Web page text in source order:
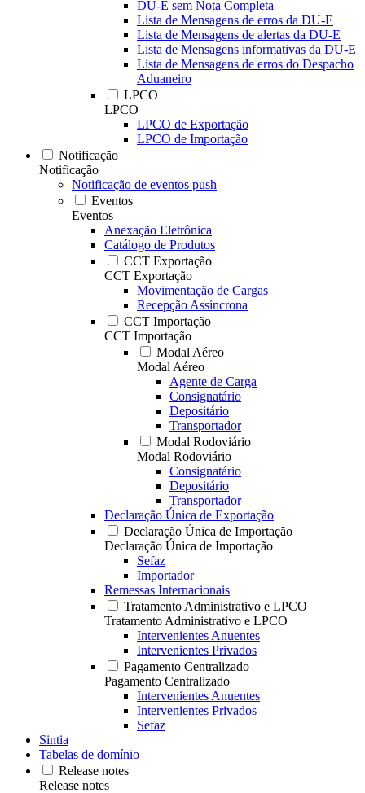
DU-E sem Nota Completa
Lista de Mensagens de erros da DU-E
Lista de Mensagens de alertas da DU-E
Lista de Mensagens informativas da DU-E
Lista de Mensagens de erros do Despacho
Aduaneiro
LPCO
LPCO
LPCO de Exportação
LPCO de Importação
Notificação
Notificação
Notificação de eventos push
Eventos
Eventos
Anexação Eletrônica
Catálogo de Produtos
CCT Exportação
CCT Exportação
Movimentação de Cargas
Recepção Assíncrona
CCT Importação
CCT Importação
Modal Aéreo
Modal Aéreo
Agente de Carga
Consignatário
Depositário
Transportador
Modal Rodoviário
Modal Rodoviário
Consignatário
Depositário
Transportador
Declaração Única de Exportação
Declaração Única de Importação
Declaração Única de Importação
Sefaz
Importador
Remessas Internacionais
Tratamento Administrativo e LPCO
Tratamento Administrativo e LPCO
Intervenientes Anuentes
Intervenientes Privados
Pagamento Centralizado
Pagamento Centralizado
Intervenientes Anuentes
Intervenientes Privados
Sefaz
Sintia
Tabelas de domínio
Release notes
Release notes